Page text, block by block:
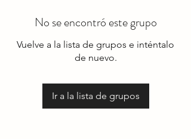
No se encontró este grupo
Vuelve a la lista de grupos e inténtalo
de nuevo.
Ir a la lista de grupos